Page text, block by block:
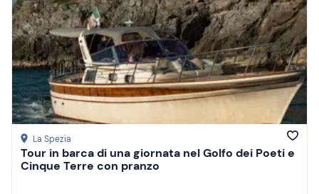
La Spezia
Tour in barca di una giornata nel Golfo dei Poeti e
Cinque Terre con pranzo